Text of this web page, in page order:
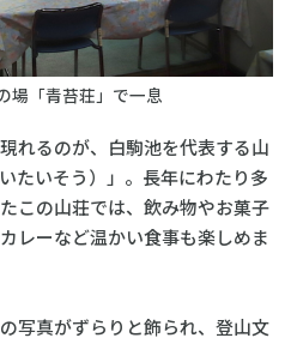
場「青苔荘」で一息
れるのが、白駒池を代表する山
たいそう）」。長年にわたり多
この山荘では、飲み物やお菓子
レーなど温かい食事も楽しめま
写真がずらりと飾られ、登山文